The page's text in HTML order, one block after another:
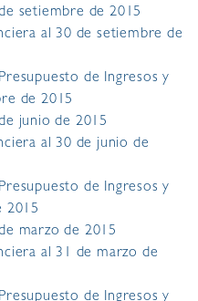
setiembre de 2015
al 30 de setiembre de
de Ingresos y
de 2015
junio de 2015
al 30 de junio de
de Ingresos y
2015
marzo de 2015
al 31 de marzo de
de Ingresos y